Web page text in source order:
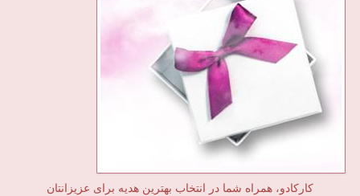
کارکادو، همراه شما در انتخاب بهترین هدیه برای عزیزانتان